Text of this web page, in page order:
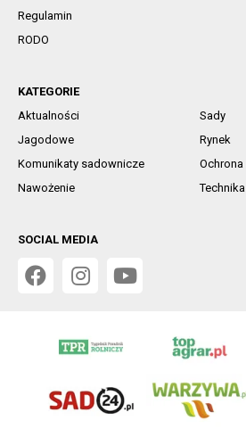
Regulamin
RODO
KATEGORIE
Aktualności
Sady
Jagodowe
Rynek
Komunikaty sadownicze
Ochrona
Nawożenie
Technika
SOCIAL MEDIA